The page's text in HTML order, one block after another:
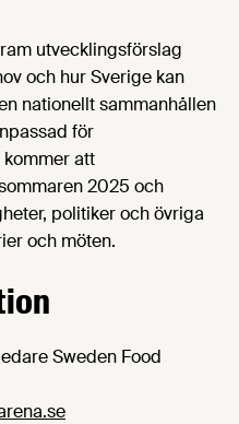
utvecklingsförslag
och hur Sverige kan
nationellt sammanhållen
för
att
2025 och
politiker och övriga
och möten.
Sweden Food